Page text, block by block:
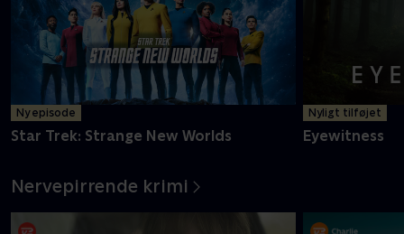
Ny episode
Star Trek: Strange New Worlds
Nyligt tilføjet
Eyewitness
Nervepirrende krimi